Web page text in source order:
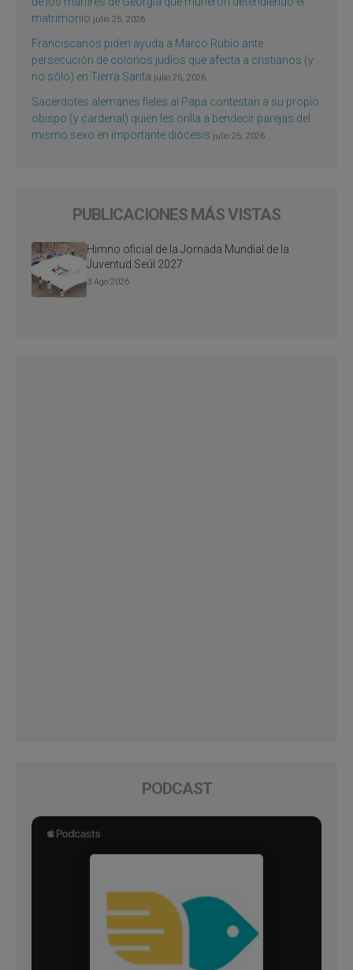
matrimonio julio 25, 2026
Franciscanos piden ayuda a Marco Rubio ante
persecución de colonos judíos que afecta a cristianos (y
no sólo) en Tierra Santa julio 25, 2026
Sacerdotes alemanes fieles al Papa contestan a su propio
obispo (y cardenal) quien les orilla a bendecir parejas del
mismo sexo en importante diócesis julio 25, 2026
PUBLICACIONES MÁS VISTAS
Himno oficial de la Jornada Mundial de la
Juventud Seúl 2027
3 Ago 2026
PODCAST